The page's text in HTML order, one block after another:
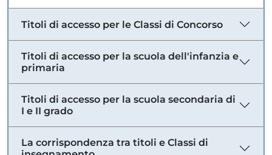
Titoli di accesso per le Classi di Concorso
Titoli di accesso per la scuola dell'infanzia e
primaria
Titoli di accesso per la scuola secondaria di
I e II grado
La corrispondenza tra titoli e Classi di